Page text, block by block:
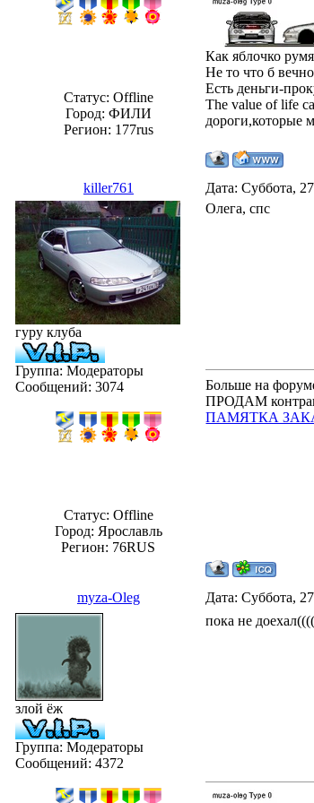
Статус: Offline
Город: ФИЛИ
Регион: 177rus
Как яблочко
Не то что б
Есть деньги-
The value of life
дороги,которые
killer761 Дата: Суббота,
гуру клуба
Группа: Модераторы
Сообщений:3074
Статус: Offline
Город: Ярославль
Регион: 76RUS
Олега, спс
Больше на
ПРОДАМ
ПАМЯТКА
myza-Oleg Дата: Суббота,
злой ёж
Группа: Модераторы
Сообщений:4372
пока не доехал((((